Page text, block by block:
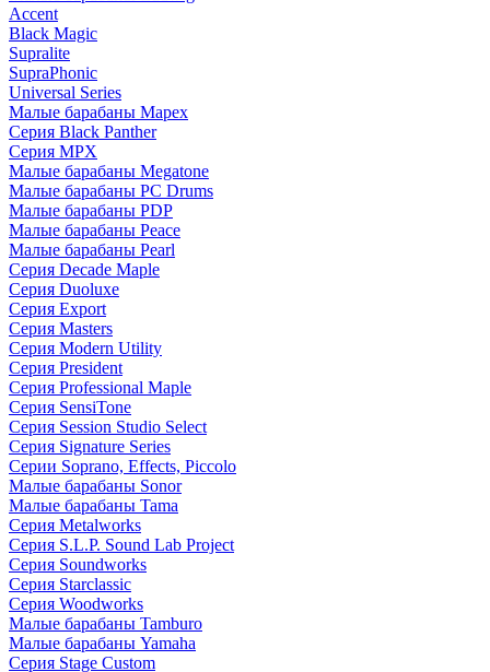
Accent
Black Magic
Supralite
SupraPhonic
Universal Series
Малые барабаны Mapex
Серия Black Panther
Серия MPX
Малые барабаны Megatone
Малые барабаны PC Drums
Малые барабаны PDP
Малые барабаны Peace
Малые барабаны Pearl
Серия Decade Maple
Серия Duoluxe
Серия Export
Серия Masters
Серия Modern Utility
Серия President
Серия Professional Maple
Серия SensiTone
Серия Session Studio Select
Серия Signature Series
Серии Soprano, Effects, Piccolo
Малые барабаны Sonor
Малые барабаны Tama
Серия Metalworks
Серия S.L.P. Sound Lab Project
Серия Soundworks
Серия Starclassic
Серия Woodworks
Малые барабаны Tamburo
Малые барабаны Yamaha
Серия Stage Custom